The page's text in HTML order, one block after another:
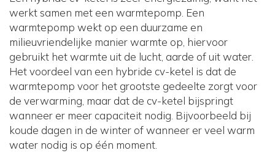
werkt samen met een warmtepomp. Een
warmtepomp wekt op een duurzame en
milieuvriendelijke manier warmte op, hiervoor
gebruikt het warmte uit de lucht, aarde of uit water.
Het voordeel van een hybride cv-ketel is dat de
warmtepomp voor het grootste gedeelte zorgt voor
de verwarming, maar dat de cv-ketel bijspringt
wanneer er meer capaciteit nodig. Bijvoorbeeld bij
koude dagen in de winter of wanneer er veel warm
water nodig is op één moment.